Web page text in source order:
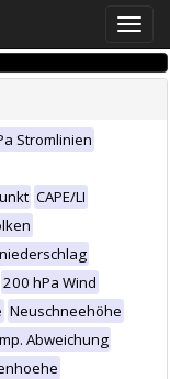
Toggle
Stromlinien
CAPE/LI
200 hPa Wind
Neuschneehöhe
Abweichung